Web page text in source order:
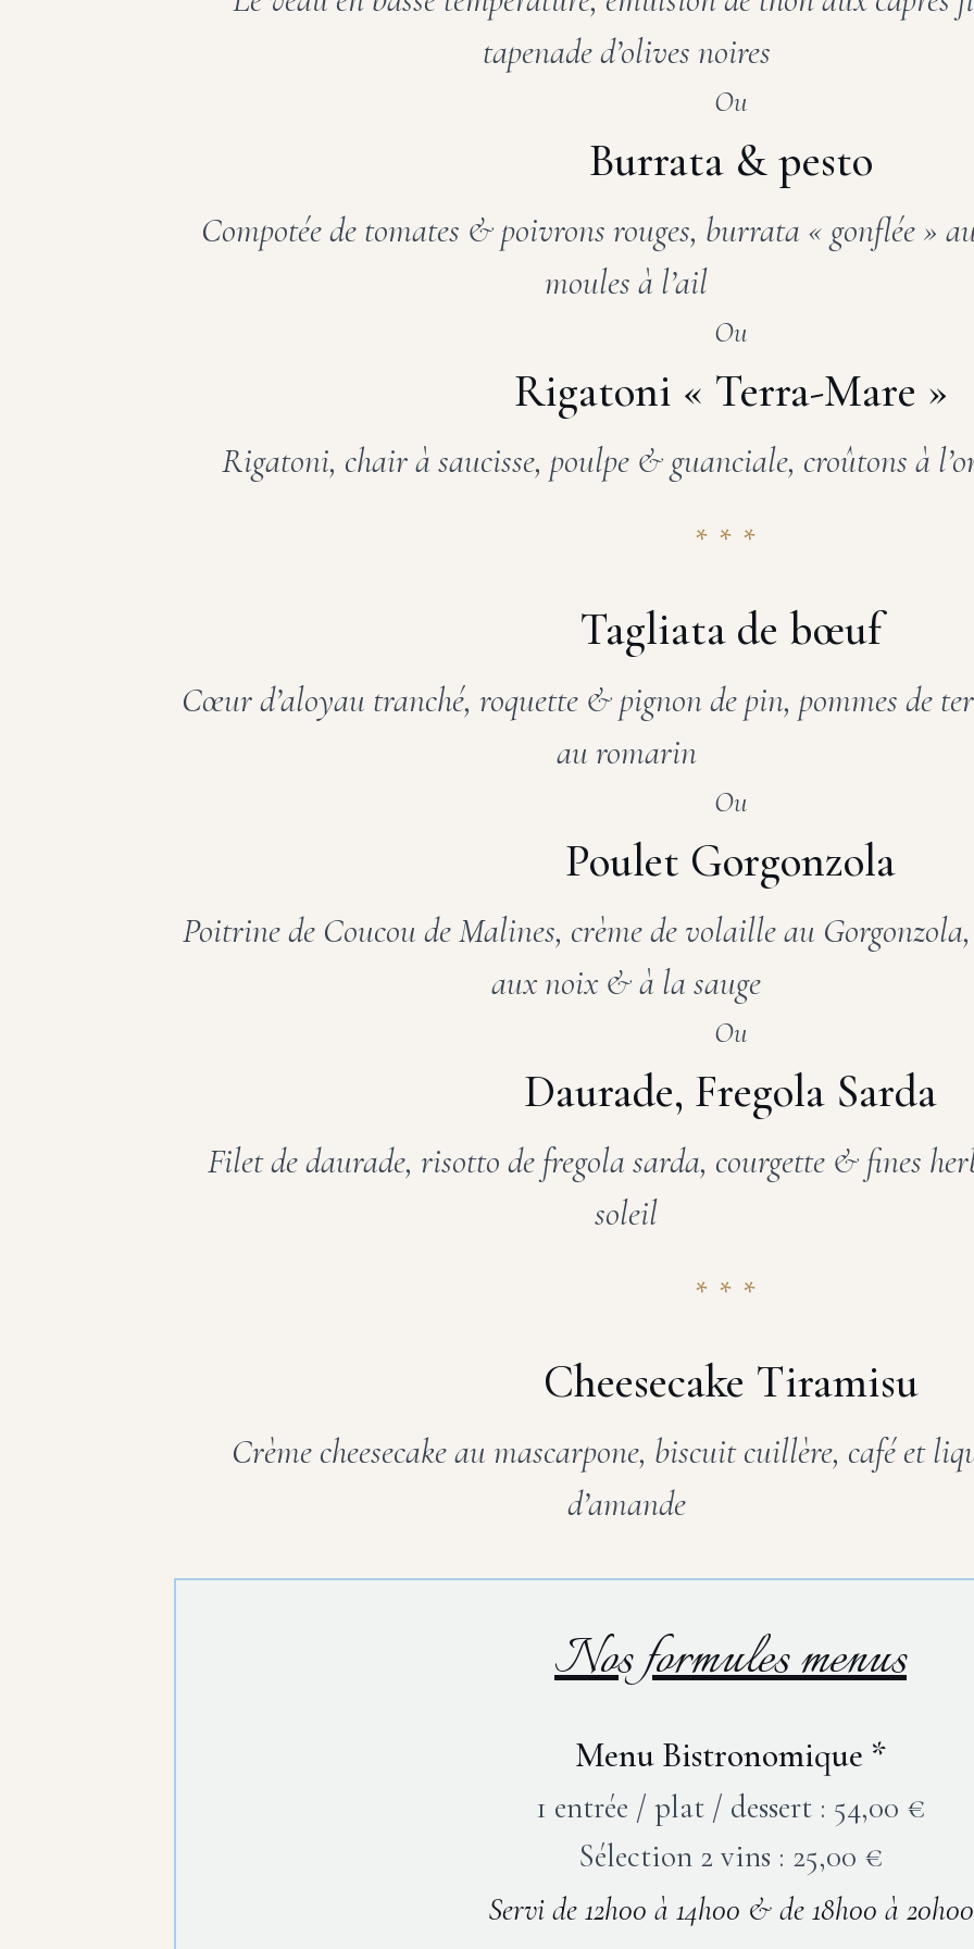
tapenade d’olives noires
Ou
Burrata & pesto
Compotée de tomates & poivrons rouges, burrata « gonflée »
moules à l’ail
Ou
Rigatoni « Terra-Mare »
Rigatoni, chair à saucisse, poulpe & guanciale, croûtons à
***
Tagliata de bœuf
Cœur d’aloyau tranché, roquette & pignon de pin, pommes de
au romarin
Ou
Poulet Gorgonzola
Poitrine de Coucou de Malines, crème de volaille au
aux noix & à la sauge
Ou
Daurade, Fregola Sarda
Filet de daurade, risotto de fregola sarda, courgette & fines
soleil
***
Cheesecake Tiramisu
Crème cheesecake au mascarpone, biscuit cuillère, café et
d’amande
Nos formules menus
Menu Bistronomique *
1 entrée / plat / dessert : 54,00 €
Sélection 2 vins : 25,00 €
Servi de 12h00 à 14h00 & de 18h00 à 20h00